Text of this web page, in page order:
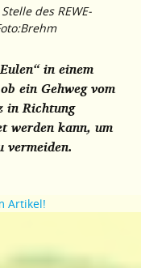
des REWE-
in einem
ein Gehweg vom
in Richtung
werden kann, um
vermeiden.
Artikel!